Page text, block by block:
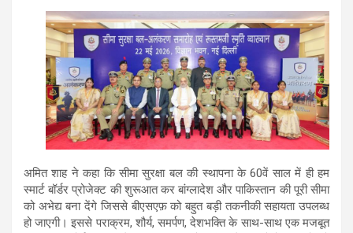
अमित शाह ने कहा कि सीमा सुरक्षा बल की स्थापना के 60वें साल में ही हम
स्मार्ट बॉर्डर प्रोजेक्ट की शुरूआत कर बांग्लादेश और पाकिस्तान की पूरी सीमा
को अभेद्य बना देंगे जिससे बीएसएफ़ को बहुत बड़ी तकनीकी सहायता उपलब्ध
हो जाएगी। इससे पराक्रम, शौर्य, समर्पण, देशभक्ति के साथ-साथ एक मजबूत